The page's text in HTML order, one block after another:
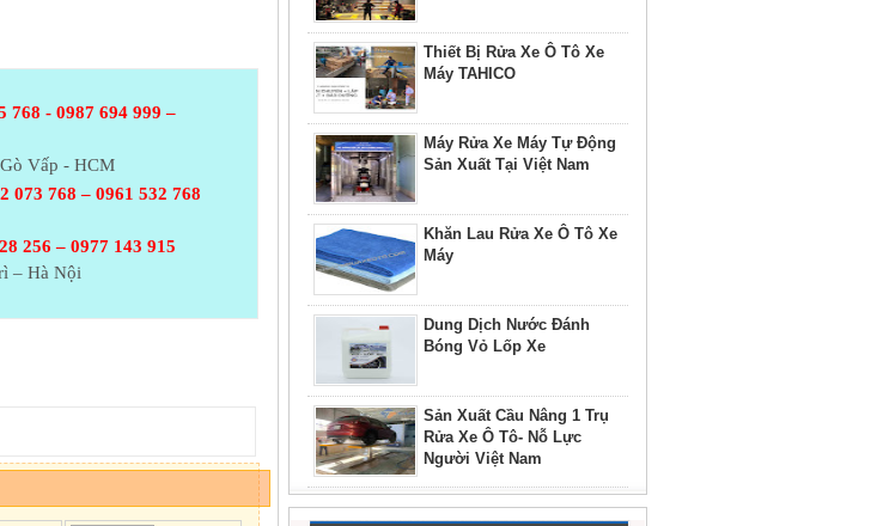
768 - 0987 694 999 –
Vấp - HCM
073 768 – 0961 532 768
256 – 0977 143 915
– Hà Nội
Thiết Bị Rửa Xe Ô Tô Xe
Máy TAHICO
Máy Rửa Xe Máy Tự Động
Sản Xuất Tại Việt Nam
Khăn Lau Rửa Xe Ô Tô Xe
Máy
Dung Dịch Nước Đánh
Bóng Vỏ Lốp Xe
Sản Xuất Cầu Nâng 1 Trụ
Rửa Xe Ô Tô- Nỗ Lực
Người Việt Nam